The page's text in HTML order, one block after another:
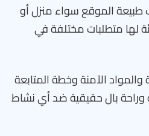
الموقع سواء منزل أو
لها متطلبات مختلفة في
والمواد الآمنة وخطة المتابعة
وراحة بال حقيقية ضد أي نشاط